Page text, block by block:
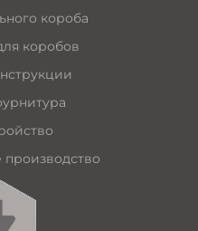
короба
коробов